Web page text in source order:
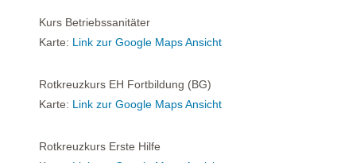
Kurs Betriebssanitäter
Karte: Link zur Google Maps Ansicht
Rotkreuzkurs EH Fortbildung (BG)
Karte: Link zur Google Maps Ansicht
Rotkreuzkurs Erste Hilfe